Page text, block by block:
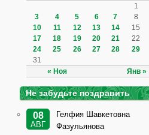
« Ноя Янв »
1
3
4 5 6 7 8
10
11 12 13 14 15
17
18 19 20 21 22
24
25 26 27 28 29
31
Не забудьте поздравить
08
АВГ
Гелфия Шавкетовна
Фазульянова